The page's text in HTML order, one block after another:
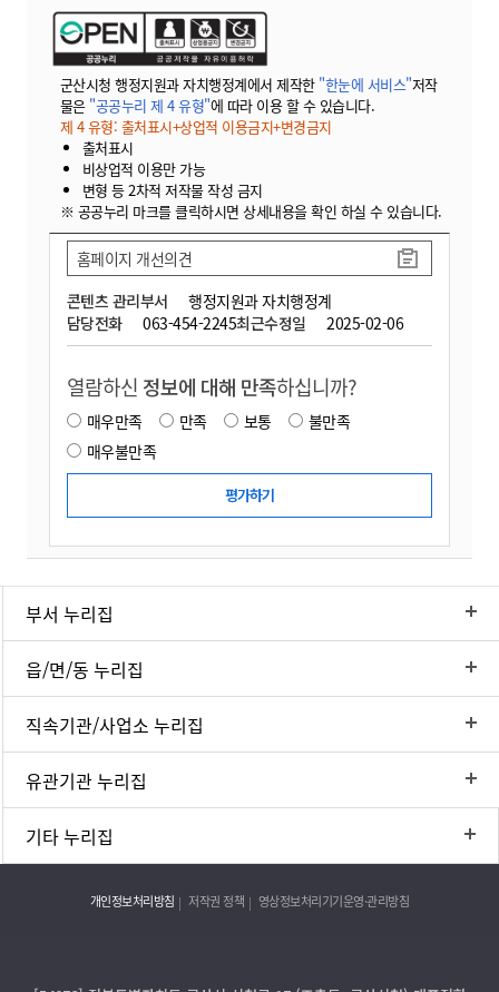
군산시청 행정지원과 자치행정계에서 제작한 "한눈에 서비스"저작
물은 "공공누리 제 4 유형"에 따라 이용 할 수 있습니다.
제 4 유형: 출처표시+상업적 이용금지+변경금지
출처표시
비상업적 이용만 가능
변형 등 2차적 저작물 작성 금지
※ 공공누리 마크를 클릭하시면 상세내용을 확인 하실 수 있습니다.
콘텐츠 관리부서
행정지원과 자치행정계
담당전화
063-454-2245최근수정일 2025-02-06
홈페이지 개선의견
열람하신 정보에 대해 만족하십니까?
매우만족 만족 보통
불만족
매우불만족
부서 누리집
읍/면/동 누리집
직속기관/사업소 누리집
유관기관 누리집
기타 누리집
개인정보처리방침 저작권 정책 영상정보처리기기운영·관리방침